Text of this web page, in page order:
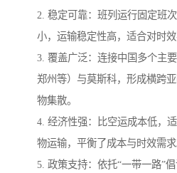
2. 稳定可靠：班列运行固定班
小，运输稳定性高，适合对时效
3. 覆盖广泛：连接中国多个主
郑州等）与莫斯科，形成横跨
物集散。
4. 经济性强：比空运成本低，
物运输，平衡了成本与时效需求
5. 政策支持：依托“一带一路”